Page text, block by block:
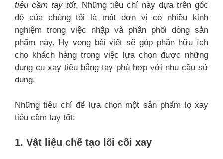
tiêu cầm tay tốt. Những tiêu chí này dựa trên góc
độ của chúng tôi là một đơn vị có nhiều kinh
nghiệm trong việc nhập và phân phối dòng sản
phẩm này. Hy vọng bài viết sẽ góp phần hữu ích
cho khách hàng trong việc lựa chọn được những
dụng cụ xay tiêu bằng tay phù hợp với nhu cầu sử
dụng.
Những tiêu chí để lựa chọn một sản phẩm lọ xay
tiêu cầm tay tốt:
1. Vật liệu chế tạo lõi cối xay